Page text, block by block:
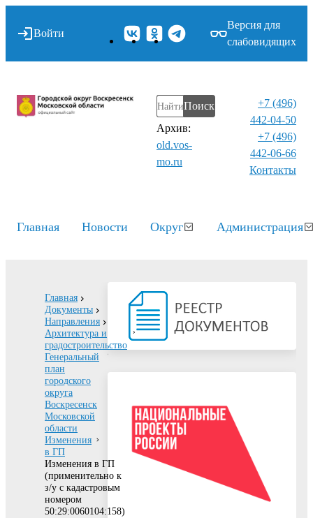
Войти
Версия для
слабовидящих
Поиск
Архив:
old.vos-
mo.ru
+7 (496)
442-04-50
+7 (496)
442-06-66
Контакты⁠
Главная Новости Округ Администрация
Главная
Документы
Направления
Архитектура и
градостроительство
Генеральный
план
городского
округа
Воскресенск
Московской
области
Изменения
в ГП
Изменения в ГП
(применительно к
з/у с кадастровым
номером
50:29:0060104:158)